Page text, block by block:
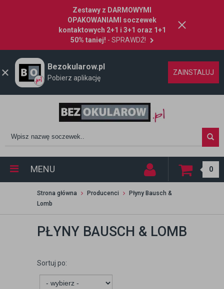
Zestawy z DARMOWYMI
OPAKOWANIAMI soczewek
kontaktowych 2+1 i 3+1 oraz 1+1
50% taniej! - SPRAWDŹ!
Bezokularow.pl
Pobierz aplikację
ZAINSTALUJ
MENU 0
Strona główna Producenci
Płyny Bausch &
Lomb
PŁYNY BAUSCH & LOMB
Sortuj po: